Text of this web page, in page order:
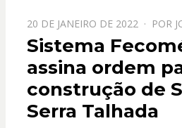
PPOSTADO
EM
20 DE JANEIRO DE 2022 POR
Sistema
assina ordem
construção de
Serra Talhada